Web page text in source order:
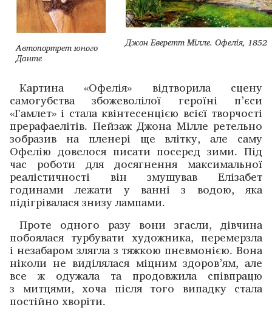
Автопортрет юного
Данте
Джон Еверетт Мілле. Офелія, 1852
Картина «Офелія» відтворила сцену
самогубства збоже­волілої героїні п’єси
«Гамлет» і стала ­квінтесенцією всієї творчості
прерафаелітів. Пейзаж Джона Мілле ретельно
зобразив на пленері ще влітку, але саму
Офелію ­довелося писати посеред зими. Під
час роботи для досягнення максимальної
реалістичності він змушував Елізабет
годинами лежати у ванні з водою, яка
підігрівалася ­знизу лампами.
Проте одного разу вони згасли, дівчина
побоялася турбувати художника, перемерзла
і незабаром злягла з тяжкою пневмонією. Вона
ніколи не виділялася міцним здоров’ям, але
все ж одужала та продовжила співпрацю
з митцями, хоча після того випадку стала
постійно ­хворіти.